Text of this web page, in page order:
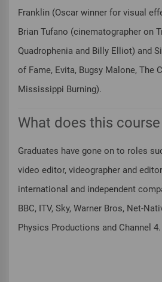
Franklin (Oscar winner for visual
Brian Tufano (cinematographer on
Quadrophenia and Billy Elliot) and
of Fame, Evita, Bugsy Malone, The
Mississippi Burning).
What does this
Graduates have gone on to roles
video editor, videographer and
international and independent
BBC, ITV, Sky, Warner Bros, Net-
Physics Productions and Channel 4.